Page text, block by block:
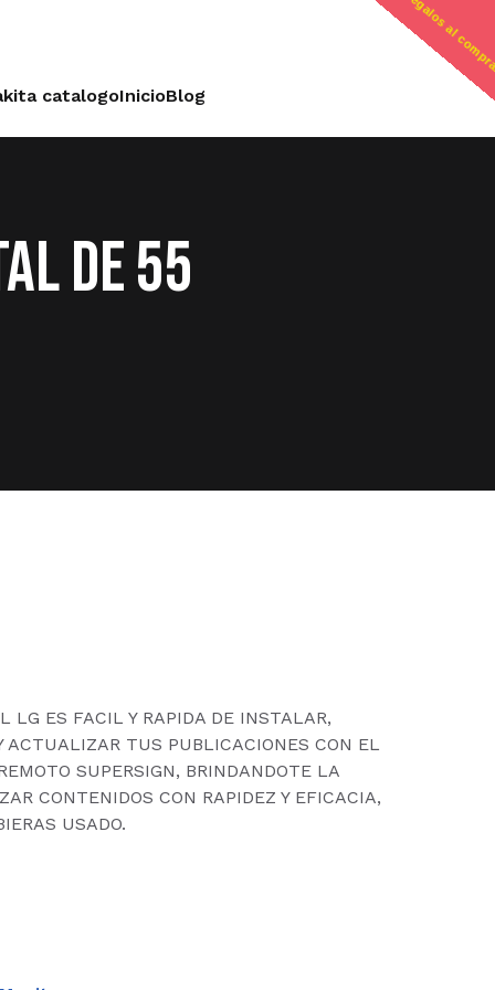
catalogoInicioBlog
DE 55
LG ES FACIL Y RAPIDA DE INSTALAR,
ACTUALIZAR TUS PUBLICACIONES CON EL
SUPERSIGN, BRINDANDOTE LA
CONTENIDOS CON RAPIDEZ Y EFICACIA,
USADO.
regalos al